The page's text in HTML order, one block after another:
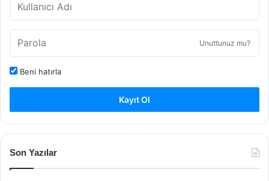
Unuttunuz mu?
Beni hatırla
Kayıt Ol
Son Yazılar